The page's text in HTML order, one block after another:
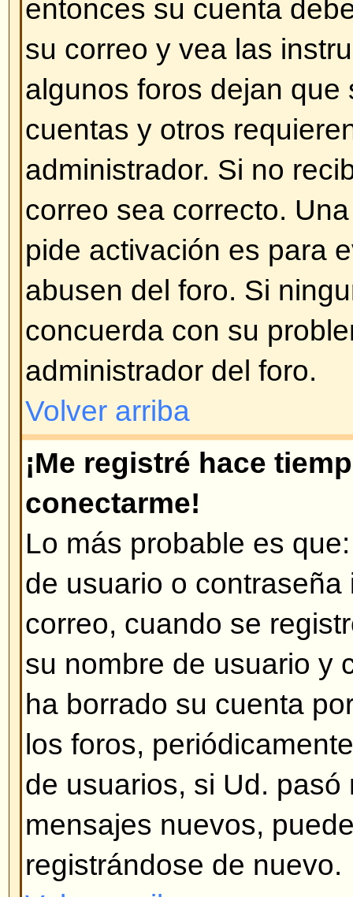
Sydney, etc.) Cambiar la zona
mayoría de las configuraciones,
registrados. Cambiando esto
aparecer de acuerdo a su zona
registrado, este es un buen
Volver arriba
¡Cambié la zona horaria y las
incorrectas!
Si está seguro de que la zona
posible que esto se deba a los
implementados por algunos
preparado para trabajar con
Volver arriba
¡Mi idioma no está en la lista!
Ésto se puede deber a que el
instalado el paquete de su
nadie ha creado una traducción
(miles de personas se lo
la encontrá en el sitio Web del
el enlace que se encuentra al
Volver arriba
¿Cómo muestro una imagen
de usuario?
Hay dos tipos de imágenes
usuario, la primera corresponde
asociada con el número de